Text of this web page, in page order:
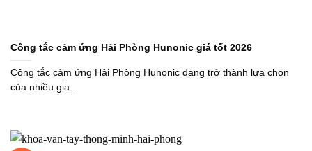
Công tắc cảm ứng Hải Phòng Hunonic giá tốt 2026
Công tắc cảm ứng Hải Phòng Hunonic đang trở thành lựa chọn
của nhiều gia...